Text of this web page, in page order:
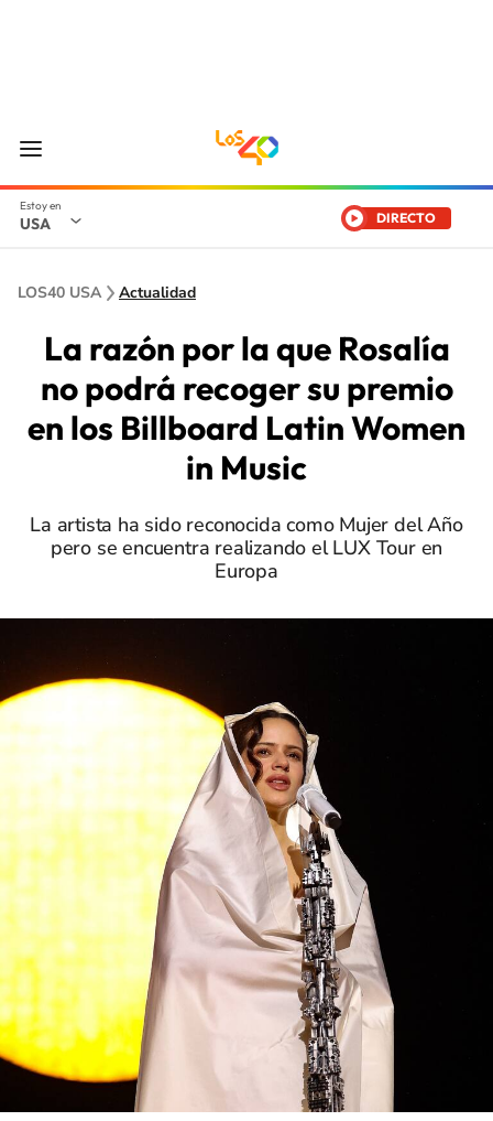
USA DIRECTO
LOS40 USA Actualidad
La razón por la que Rosalía
no podrá recoger su premio
en los Billboard Latin Women
in Music
La artista ha sido reconocida como Mujer del Año
pero se encuentra realizando el LUX Tour en
Europa